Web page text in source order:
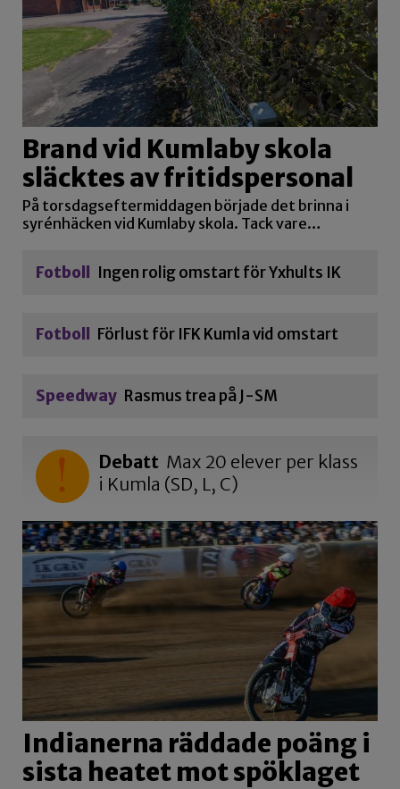
Brand vid Kumlaby skola
släcktes av fritidspersonal
På torsdagseftermiddagen började det brinna i
syrénhäcken vid Kumlaby skola. Tack vare…
Fotboll Ingen rolig omstart för Yxhults IK
Fotboll Förlust för IFK Kumla vid omstart
Speedway Rasmus trea på J-SM
Debatt Max 20 elever per klass
i Kumla (SD, L, C)
Indianerna räddade poäng i
sista heatet mot spöklaget